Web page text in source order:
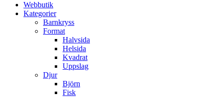
Webbutik
Kategorier
Barnkryss
Format
Halvsida
Helsida
Kvadrat
Uppslag
Djur
Björn
Fisk